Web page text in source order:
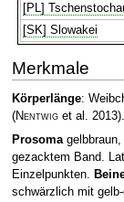
[PL]
[SK] Slowakei
Merkmale
Körperlänge:
(Nentwiget al. 2013).
Prosomagelbbraun,
gezacktem Band.
Einzelpunkten.
schwärzlich mit